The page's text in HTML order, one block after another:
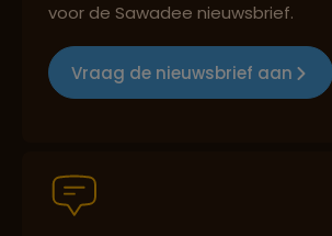
Reizen met oog voor mens,
voor de Sawadee nieuwsbrief.
Vraag de nieuwsbrief aan